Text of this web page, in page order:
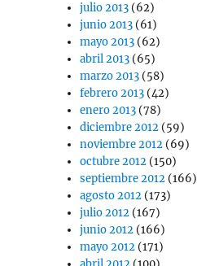
julio 2013 (62)
junio 2013 (61)
mayo 2013 (62)
abril 2013 (65)
marzo 2013 (58)
febrero 2013 (42)
enero 2013 (78)
diciembre 2012 (59)
noviembre 2012 (69)
octubre 2012 (150)
septiembre 2012 (166)
agosto 2012 (173)
julio 2012 (167)
junio 2012 (166)
mayo 2012 (171)